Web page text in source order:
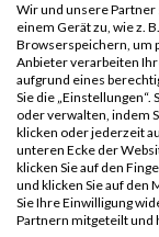
Wir und unsere
einem Gerät zu, wie z.
Browserspeichern, um
Anbieter verarbeiten
aufgrund eines
Sie die
oder verwalten, indem
klicken oder jederzeit
unteren Ecke der
klicken Sie auf den
und klicken Sie auf den
Sie Ihre Einwilligung
Partnern mitgeteilt und